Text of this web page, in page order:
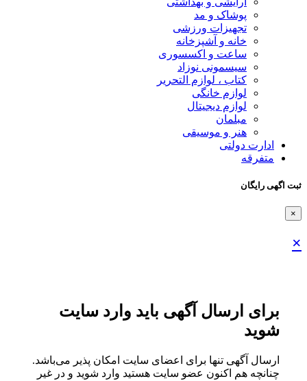
پوشاک و مد
تجهیزات ورزشی
خانه و آشپزخانه
ساعت و اکسسوری
سیسمونی نوزاد
کتاب ، لوازم التحریر
لوازم خانگی
لوازم دیجیتال
مبلمان
هنر و موسیقی
ادارت دولتی
متفرقه
ثبت اگهی رایگان
×
×
برای ارسال آگهی باید وارد سایت
شوید
ارسال آگهی تنها برای اعضای سایت امکان پذیر می‌باشد.
چنانچه هم‌ اکنون عضو سایت هستید وارد شوید و در غیر